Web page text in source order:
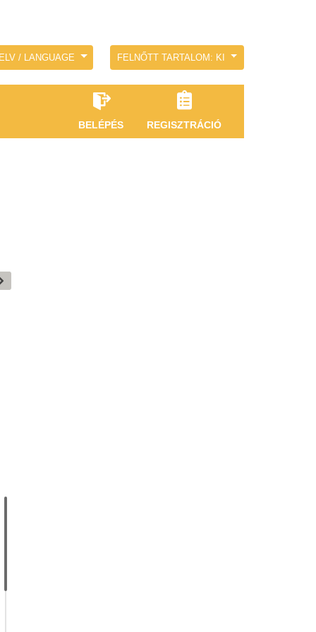
/ LANGUAGE FELNŐTT TARTALOM: KI
BELÉPÉS REGISZTRÁCIÓ